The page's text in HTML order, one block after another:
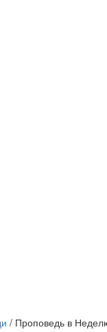
/ Проповедь в